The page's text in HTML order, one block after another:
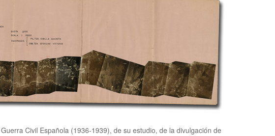
Civil Española (1936-1939), de su estudio, de la divulgación de